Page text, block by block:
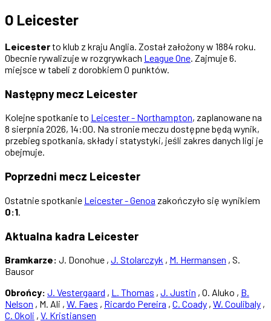
O Leicester
Leicesterto klub z kraju Anglia. Został założony w 1884 roku.
Obecnie rywalizuje w rozgrywkach League One. Zajmuje 6.
miejsce w tabeli z dorobkiem 0 punktów.
Następny mecz Leicester
Kolejne spotkanie to Leicester - Northampton, zaplanowane na
8 sierpnia 2026, 14:00. Na stronie meczu dostępne będą wynik,
przebieg spotkania, składy i statystyki, jeśli zakres danych ligi je
obejmuje.
Poprzedni mecz Leicester
Ostatnie spotkanie Leicester - Genoa zakończyło się wynikiem
0:1
Aktualna kadra Leicester
Bramkarze: J. Donohue , J. Stolarczyk , M. Hermansen , S.
Bausor
Obrońcy: J. Vestergaard , L. Thomas , J. Justin , O. Aluko , B.
Nelson , M. Ali , W. Faes , Ricardo Pereira , C. Coady , W. Coulibaly ,
C. Okoli , V. Kristiansen